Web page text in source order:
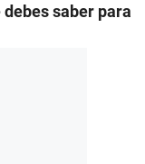
saber para